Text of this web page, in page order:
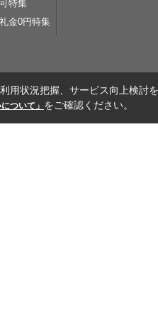
特集
金0円特集
用状況把握、サービス向上検討
ついて」 をご確認ください。